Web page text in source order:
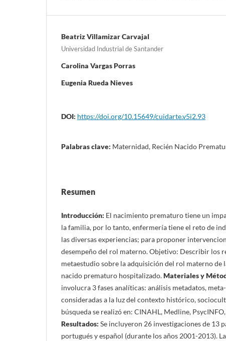
Beatriz Villamizar Carvajal
Universidad Industrial de Santander
Carolina Vargas Porras
Eugenia Rueda Nieves
DOI: https://doi.org/10.15649/cuidarte.v5i2.93
Palabras clave: Maternidad, Recién Nacido
Resumen
Introducción: El nacimiento prematuro tiene un
la familia, por lo tanto, enfermería tiene el reto de
las diversas experiencias; para proponer
desempeño del rol materno. Objetivo: Describir los
metaestudio sobre la adquisición del rol materno de
nacido prematuro hospitalizado.Materiales y
involucra 3 fases analíticas: análisis metadatos,
consideradas a la luz del contexto histórico,
búsqueda se realizó en: CINAHL, Medline,
Resultados: Se incluyeron 26 investigaciones de 13
portugués y español (durante los años 2001-2013).